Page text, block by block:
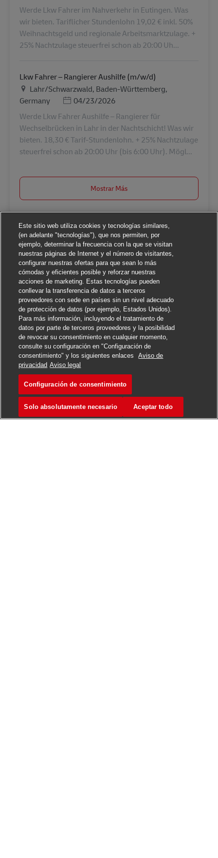
Solicitar
Marcar
Werde Lkw Fahrer im Nahverkehr in Eutingen. Was
wir bieten. Tariflicher Stundenlohn 19,02 € inkl. 50%
Weihnachtsgeld und regionale Arbeitsmarktzulage. +
25% Nachtzulage steuerfrei schon ab 20:00 Uh...
Lkw Fahrer – Rangierer Aushilfe (m/w/d)
Ubicación
Lahr/Schwarzwald, Baden-Württemberg,
Germany
Posted Date
04/23/2026
Werde Lkw Fahrer Aushilfe – Rangierer für
Wechselbrücken in Lahr in der Nachtschicht! Was wir
bieten. 18,30 € Tarif-Stundenlohn. + 25% Nachtzulage
steuerfrei schon ab 20:00 Uhr (bis 6:00 Uhr). Mögl...
Mostrar Más
Este sitio web utiliza cookies y tecnologías similares,
(en adelante "tecnologías"), que nos permiten, por
ejemplo, determinar la frecuencia con la que se visitan
nuestras páginas de Internet y el número de visitantes,
configurar nuestras ofertas para que sean lo más
cómodas y eficientes posible y reforzar nuestras
acciones de marketing. Estas tecnologías pueden
conllevar la transferencia de datos a terceros
proveedores con sede en países sin un nivel adecuado
de protección de datos (por ejemplo, Estados Unidos).
Para más información, incluyendo el tratamiento de
datos por parte de terceros proveedores y la posibilidad
de revocar su consentimiento en cualquier momento,
consulte su configuración en "Configuración de
consentimiento" y los siguientes enlaces
Aviso de
privacidad Aviso legal
Configuración de consentimiento
Solo absolutamente necesario Aceptar todo